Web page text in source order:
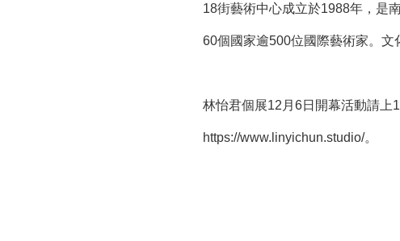
18街藝術中心成立於1988年，是
60個國家逾500位國際藝術家。文
林怡君個展12月6日開幕活動請上
https://www.linyichun.studio/。